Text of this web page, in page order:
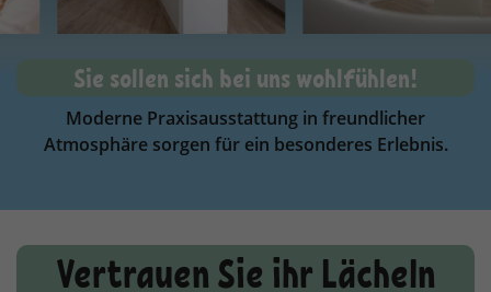
Sie sollen sich bei uns wohlfühlen!
Moderne Praxisausstattung in freundlicher
Atmosphäre sorgen für ein besonderes Erlebnis.
Vertrauen Sie ihr Lächeln